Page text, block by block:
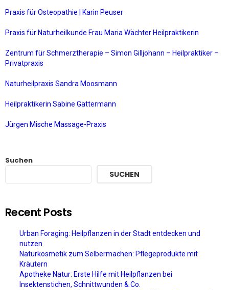
Praxis für Osteopathie | Karin Peuser
Praxis für Naturheilkunde Frau Maria Wächter Heilpraktikerin
Zentrum für Schmerztherapie – Simon Gilljohann – Heilpraktiker –
Privatpraxis
Naturheilpraxis Sandra Moosmann
Heilpraktikerin Sabine Gattermann
Jürgen Mische Massage-Praxis
Suchen
SUCHEN
Recent Posts
Urban Foraging: Heilpflanzen in der Stadt entdecken und
nutzen
Naturkosmetik zum Selbermachen: Pflegeprodukte mit
Kräutern
Apotheke Natur: Erste Hilfe mit Heilpflanzen bei
Insektenstichen, Schnittwunden & Co.